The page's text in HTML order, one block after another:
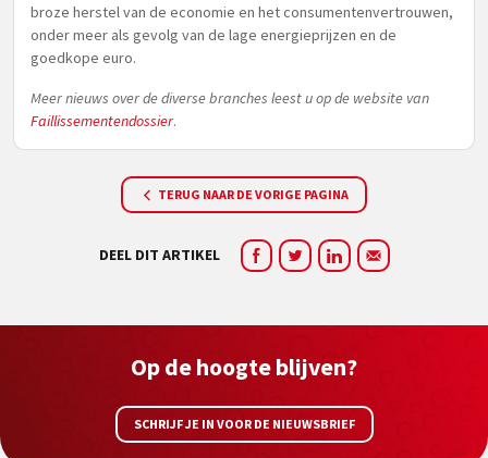
broze herstel van de economie en het consumentenvertrouwen,
onder meer als gevolg van de lage energieprijzen en de
goedkope euro.
Meer nieuws over de diverse branches leest u op de website van
Faillissementendossier.
TERUG NAAR DE VORIGE PAGINA
DEEL DIT ARTIKEL
Op de hoogte blijven?
SCHRIJF JE IN VOOR DE NIEUWSBRIEF